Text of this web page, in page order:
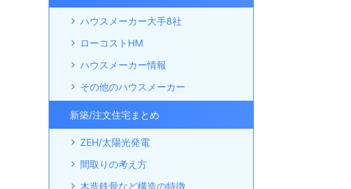
ハウスメーカー大手8社
ローコストHM
ハウスメーカー情報
その他のハウスメーカー
新築/注文住宅まとめ
ZEH/太陽光発電
間取りの考え方
木造鉄骨など構造の特徴